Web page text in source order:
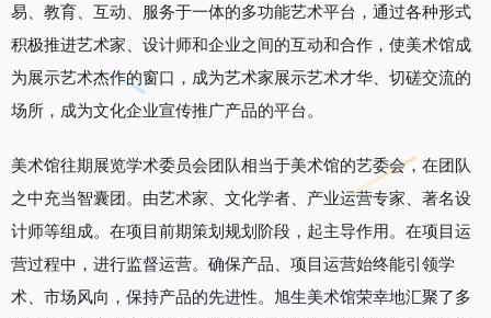
易、教育、互动、服务于一体的多功能艺术平台，通过各种形式
积极推进艺术家、设计师和企业之间的互动和合作，使美术馆成
为展示艺术杰作的窗口，成为艺术家展示艺术才华、切磋交流的
场所，成为文化企业宣传推广产品的平台。
美术馆往期展览学术委员会团队相当于美术馆的艺委会，在团队
之中充当智囊团。由艺术家、文化学者、产业运营专家、著名设
计师等组成。在项目前期策划规划阶段，起主导作用。在项目运
营过程中，进行监督运营。确保产品、项目运营始终能引领学
术、市场风向，保持产品的先进性。旭生美术馆荣幸地汇聚了多